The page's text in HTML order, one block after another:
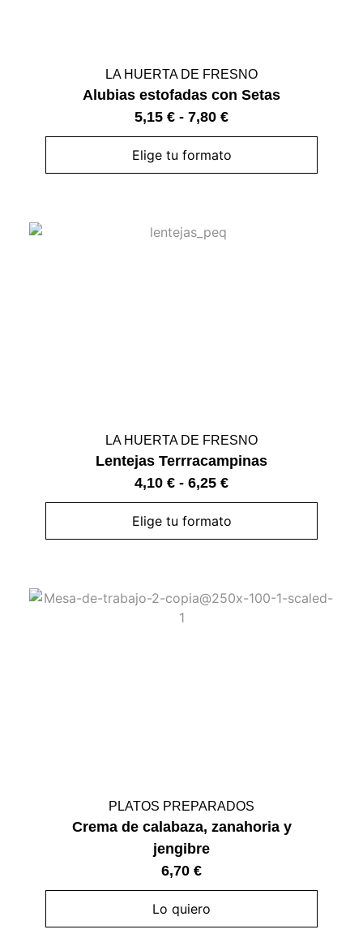
LA HUERTA DE FRESNO
Alubias estofadas con Setas
5,15 € - 7,80 €
Elige tu formato
LA HUERTA DE FRESNO
Lentejas Terrracampinas
4,10 € - 6,25 €
Elige tu formato
PLATOS PREPARADOS
Crema de calabaza, zanahoria y
jengibre
6,70 €
Lo quiero